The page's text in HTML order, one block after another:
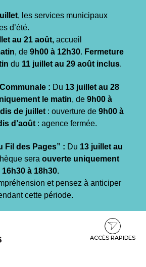
, les services municipaux
d’été.
au 21 août, accueil
, de 9h00 à 12h30. Fermeture
du 11 juillet au 29 août inclus.
: Du 13 juillet au 28
le matin, de 9h00 à
de juillet : ouverture de 9h00 à
d’août : agence fermée.
Fil des Pages” : Du 13 juillet au
sera ouverte uniquement
à 18h30.
et pensez à anticiper
cette période.
ACCÈS RAPIDES